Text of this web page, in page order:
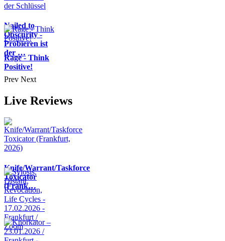
Nailed to
Obscurity -
Probieren ist
der …
Rage - Think
Positive!
Prev Next
Live Reviews
Knife/Warrant/Taskforce
Toxicator
(Frank…